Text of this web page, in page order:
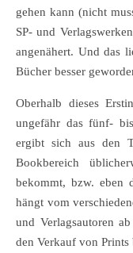
gehen kann (nicht
SP- und
angenähert. Und das
Bücher besser
Oberhalb dieses
ungefähr das fünf-
ergibt sich aus den
Bookbereich
bekommt, bzw. eben
hängt vom
und Verlagsautoren
den Verkauf von Prints